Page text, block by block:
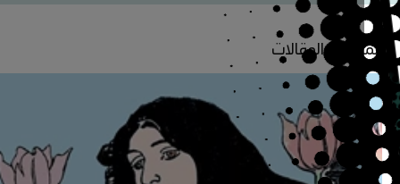
مجلةالقافلة
من المقالات